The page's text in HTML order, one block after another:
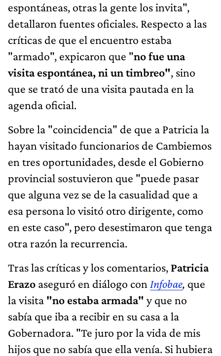
espontáneas, otras la gente los invita",
detallaron fuentes oficiales. Respecto a las
críticas de que el encuentro estaba
"armado", expicaron que "no fue una
visita espontánea, ni un timbreo", sino
que se trató de una visita pautada en la
agenda oficial.
Sobre la "coincidencia" de que a Patricia la
hayan visitado funcionarios de Cambiemos
en tres oportunidades, desde el Gobierno
provincial sostuvieron que "puede pasar
que alguna vez se de la casualidad que a
esa persona lo visitó otro dirigente, como
en este caso", pero desestimaron que tenga
otra razón la recurrencia.
Tras las críticas y los comentarios, Patricia
Erazo aseguró en diálogo con Infobae, que
la visita "no estaba armada" y que no
sabía que iba a recibir en su casa a la
Gobernadora. "Te juro por la vida de mis
hijos que no sabía que ella venía. Si hubiera